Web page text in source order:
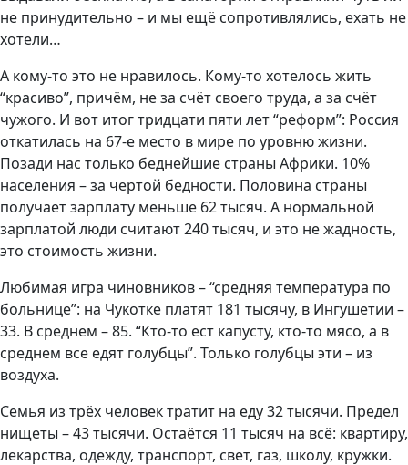
не принудительно – и мы ещё сопротивлялись, ехать не
хотели…
А кому-то это не нравилось. Кому-то хотелось жить
“красиво”, причём, не за счёт своего труда, а за счёт
чужого. И вот итог тридцати пяти лет “реформ”: Россия
откатилась на 67-е место в мире по уровню жизни.
Позади нас только беднейшие страны Африки. 10%
населения – за чертой бедности. Половина страны
получает зарплату меньше 62 тысяч. А нормальной
зарплатой люди считают 240 тысяч, и это не жадность,
это стоимость жизни.
Любимая игра чиновников – “средняя температура по
больнице”: на Чукотке платят 181 тысячу, в Ингушетии –
33. В среднем – 85. “Кто-то ест капусту, кто-то мясо, а в
среднем все едят голубцы”. Только голубцы эти – из
воздуха.
Семья из трёх человек тратит на еду 32 тысячи. Предел
нищеты – 43 тысячи. Остаётся 11 тысяч на всё: квартиру,
лекарства, одежду, транспорт, свет, газ, школу, кружки.